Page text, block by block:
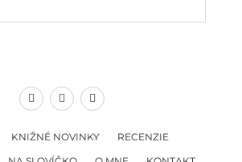
KNIŽNÉ NOVINKY
RECENZIE